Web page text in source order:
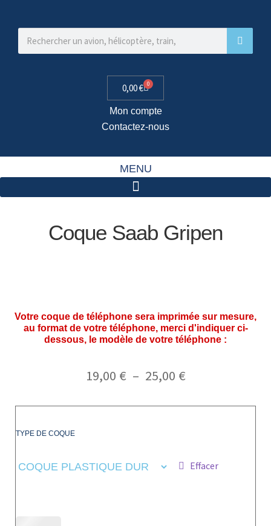
0,00€ 0
Mon compte
Contactez-nous
MENU
Coque Saab Gripen
Votre coque de téléphone sera imprimée sur mesure,
au format de votre téléphone, merci d'indiquer ci-
dessous, le modèle de votre téléphone :
19,00 € – 25,00 €
TYPE DE COQUE
Effacer